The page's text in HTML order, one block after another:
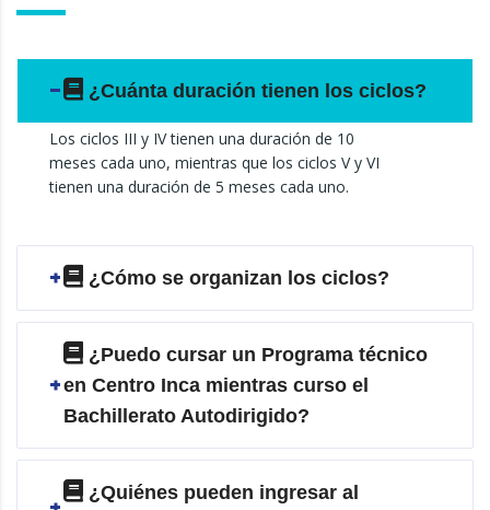
¿Cuánta duración tienen los ciclos?
Los ciclos III y IV tienen una duración de 10
meses cada uno, mientras que los ciclos V y VI
tienen una duración de 5 meses cada uno.
¿Cómo se organizan los ciclos?
¿Puedo cursar un Programa técnico
en Centro Inca mientras curso el
Bachillerato Autodirigido?
¿Quiénes pueden ingresar al